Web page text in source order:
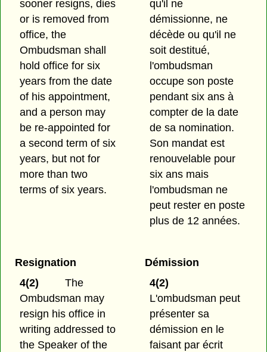
sooner resigns, dies
or is removed from
office, the
Ombudsman shall
hold office for six
years from the date
of his appointment,
and a person may
be re-appointed for
a second term of six
years, but not for
more than two
terms of six years.
qu'il ne
démissionne, ne
décède ou qu'il ne
soit destitué,
l'ombudsman
occupe son poste
pendant six ans à
compter de la date
de sa nomination.
Son mandat est
renouvelable pour
six ans mais
l'ombudsman ne
peut rester en poste
plus de 12 années.
Resignation
4(2)
The
Ombudsman may
resign his office in
writing addressed to
the Speaker of the
Démission
4(2)
L'ombudsman peut
présenter sa
démission en le
faisant par écrit